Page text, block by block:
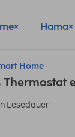
Hama
Home
Thermostat
Lesedauer